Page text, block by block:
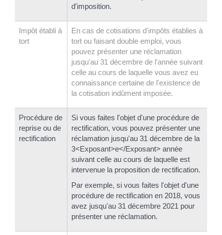
d'imposition.
Impôt établi à
tort
En cas de cotisations d'impôts établies à
tort ou faisant double emploi, vous
pouvez présenter une réclamation
jusqu'au 31 décembre de l'année suivant
celle au cours de laquelle vous avez eu
connaissance certaine de l'existence de
la cotisation indûment imposée.
Procédure de
reprise ou de
rectification
Si vous faites l'objet d'une procédure de
rectification, vous pouvez présenter une
réclamation jusqu'au 31 décembre de la
3<Exposant>e</Exposant> année
suivant celle au cours de laquelle est
intervenue la proposition de rectification.
Par exemple, si vous faites l'objet d'une
procédure de rectification en 2018, vous
avez jusqu'au 31 décembre 2021 pour
présenter une réclamation.